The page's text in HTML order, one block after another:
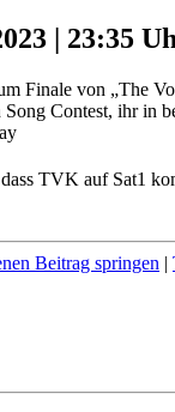
| 23:35
Finale von „The
Contest, ihr in
TVK auf Sat1
|